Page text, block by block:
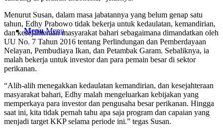
Menu Menu
Menurut Susan, dalam masa jabatannya yang belum genap satu
tahun, Edhy Prabowo tidak bekerja untuk kedaulatan, kemandirian,
dan kesejahteraan masyarakat bahari sebagaimana dimandatkan oleh
UU No. 7 Tahun 2016 tentang Perlindungan dan Pemberdayaan
Nelayan, Pembudiaya Ikan, dan Petambak Garam. Sebaliknya, ia
malah bekerja untuk investor dan para pemain besar di sektor
perikanan.
“Alih-alih menegakkan kedaulatan kemandirian, dan kesejahteraan
masyarakat bahari, Edhy malah mengeluarkan kebijakan yang
memperkaya para investor dan pengusaha besar perikanan. Hingga
saat ini, kita tidak pernah tahu apa saja program dan capaian yang
menjadi target KKP selama periode ini.” tegas Susan.